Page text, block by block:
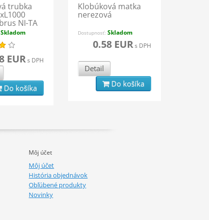
trubka
NI-TA
Skladom
EURs DPH
Do košíka
Klobúková matka
nerezová
Dostupnosť:Skladom
0.58 EURs DPH
Detail
Do košíka
Môj účet
Môj účet
História objednávok
Obľúbené produkty
Novinky